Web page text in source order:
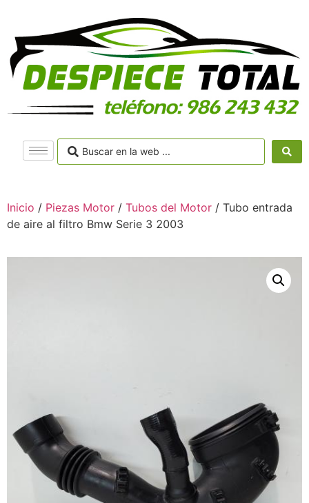
Inicio / Piezas Motor / Tubos del Motor / Tubo entrada
de aire al filtro Bmw Serie 3 2003